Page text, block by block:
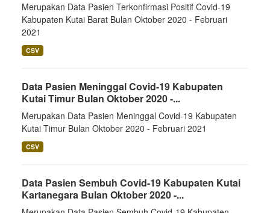
Merupakan Data Pasien Terkonfirmasi Positif Covid-19
Kabupaten Kutai Barat Bulan Oktober 2020 - Februari
2021
CSV
Data Pasien Meninggal Covid-19 Kabupaten
Kutai Timur Bulan Oktober 2020 -...
Merupakan Data Pasien Meninggal Covid-19 Kabupaten
Kutai Timur Bulan Oktober 2020 - Februari 2021
CSV
Data Pasien Sembuh Covid-19 Kabupaten Kutai
Kartanegara Bulan Oktober 2020 -...